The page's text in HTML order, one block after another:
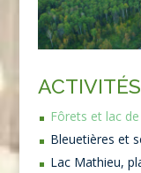
Fôrets et lac
Bleuetières et
Lac Mathieu,